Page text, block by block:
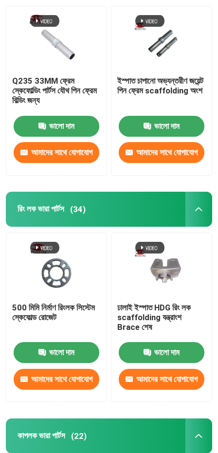
আমাদের সম্পর্কে
কারখানা ভ্রমণ
মান নিয়ন্ত্রণ
যোগাযোগ করুন
খবর
ফ্রেম ভারা পার্টস
রিং লক ভারা পার্টস
কাপলক ভারা পার্টস
স্ক্যাফোোল্ডিং জ্যাক বেস
স্ক্যাফোোল্ডিং ইউ হেড
ইস্পাত স্ক্যাফোোল্ডিং প্রোপ পার্টস
Q235 33MM ফ্রেম
স্কেফোল্ডিং পার্টস যৌথ পিন ফ্রেম
বিল্ডিং জন্য
ভালো দাম
আমাদের সাথে যোগাযোগ
ইস্পাত চাপানো অভ্যন্তরীণ জয়েন্ট
পিন ফ্রেম scaffolding অংশ
ভালো দাম
আমাদের সাথে যোগাযোগ
রিং লক ভারা পার্টস (34)
500 মিমি নির্মাণ রিংলক সিস্টেম
স্কেফোল্ড রোজেট
ভালো দাম
আমাদের সাথে যোগাযোগ
ঢালাই ইস্পাত HDG রিং লক
scaffolding যন্ত্রাংশ
Brace শেষ
ভালো দাম
আমাদের সাথে যোগাযোগ
কাপলক ভারা পার্টস (22)